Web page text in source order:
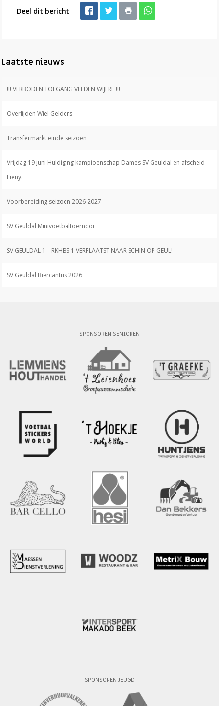
Deel dit bericht
Laatste nieuws
!!! VERBODEN TOEGANG VELDEN WIJLRE !!!
Overlijden Wiel Gelders
Transfermarkt einde seizoen
Vrijdag 19 juni Huldiging kampioenschap Dames SV Geuldal en afscheid
Fieny.
Voorbereiding seizoen 2026-2027
SV Geuldal Minivoetbaltoernooi
SV GEULDAL 1 – RKHBS 1 VERPLAATST NAAR SCHIN OP GEUL!
SV Geuldal Biercantus 2026
SPONSOREN SENIOREN
SPONSOREN JEUGD